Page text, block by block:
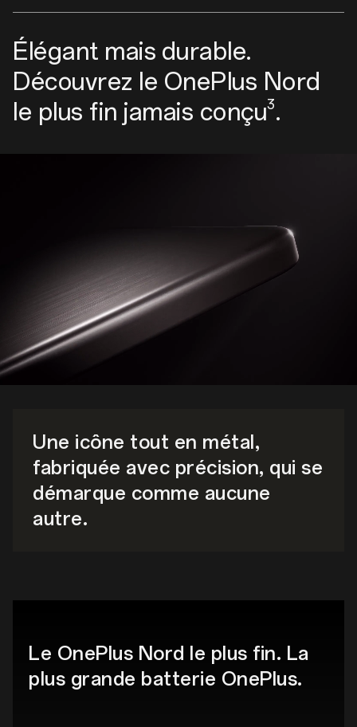
Élégant mais durable.
Découvrez le OnePlus Nord
le plus fin jamais conçu3.
Une icône tout en métal,
fabriquée avec précision, qui se
démarque comme aucune
autre.
Le OnePlus Nord le plus fin. La
plus grande batterie OnePlus.